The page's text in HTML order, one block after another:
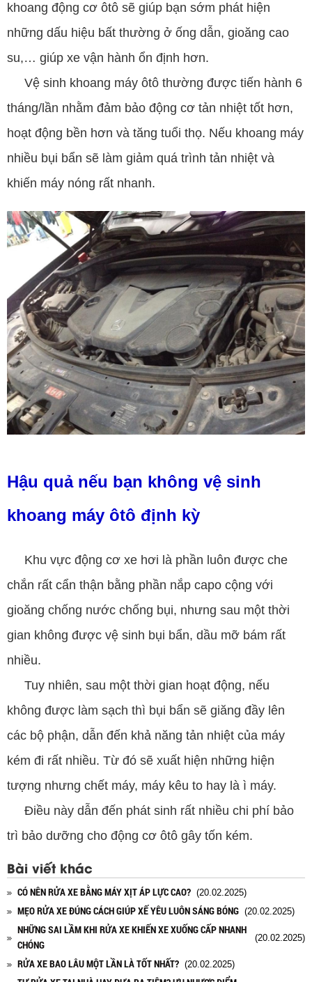
khoang động cơ ôtô sẽ giúp bạn sớm phát hiện
những dấu hiệu bất thường ở ống dẫn, gioăng cao
su,… giúp xe vận hành ổn định hơn.
Vệ sinh khoang máy ôtô thường được tiến hành 6
tháng/lần nhằm đảm bảo động cơ tản nhiệt tốt hơn,
hoạt động bền hơn và tăng tuổi thọ. Nếu khoang máy
nhiều bụi bẩn sẽ làm giảm quá trình tản nhiệt và
khiến máy nóng rất nhanh.
Hậu quả nếu bạn không vệ sinh
khoang máy ôtô định kỳ
Khu vực động cơ xe hơi là phần luôn được che
chắn rất cẩn thận bằng phần nắp capo cộng với
gioăng chống nước chống bụi, nhưng sau một thời
gian không được vệ sinh bụi bẩn, dầu mỡ bám rất
nhiều.
Tuy nhiên, sau một thời gian hoạt động, nếu
không được làm sạch thì bụi bẩn sẽ giăng đầy lên
các bộ phận, dẫn đến khả năng tản nhiệt của máy
kém đi rất nhiều. Từ đó sẽ xuất hiện những hiện
tượng nhưng chết máy, máy kêu to hay là ì máy.
Điều này dẫn đến phát sinh rất nhiều chi phí bảo
trì bảo dưỡng cho động cơ ôtô gây tốn kém.
Bài viết khác
CÓ NÊN RỬA XE BẰNG MÁY XỊT ÁP LỰC CAO? (20.02.2025)
MẸO RỬA XE ĐÚNG CÁCH GIÚP XẾ YÊU LUÔN SÁNG BÓNG (20.02.2025)
NHỮNG SAI LẦM KHI RỬA XE KHIẾN XE XUỐNG CẤP NHANH
CHÓNG
(20.02.2025)
RỬA XE BAO LÂU MỘT LẦN LÀ TỐT NHẤT? (20.02.2025)